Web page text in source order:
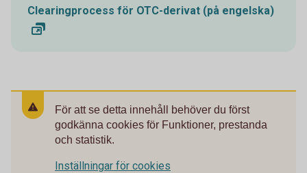
Clearingprocess för OTC-derivat (på engelska)
För att se detta innehåll behöver du först
godkänna cookies för Funktioner, prestanda
och statistik.
Inställningar för cookies